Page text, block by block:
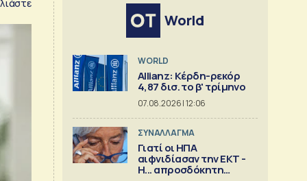
World
WORLD
Allianz: Κέρδη-ρεκόρ
4,87 δισ. το β' τρίμηνο
07.08.2026 | 12:06
ΣΥΝΑΛΛΑΓΜΑ
Γιατί οι ΗΠΑ
αιφνιδίασαν την ΕΚΤ -
Η... απροσδόκητη